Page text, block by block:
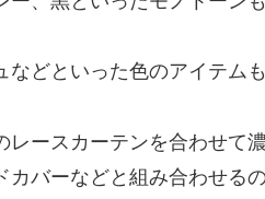
どといった色のアイテム
レースカーテンを合わせて
カバーなどと組み合わせる